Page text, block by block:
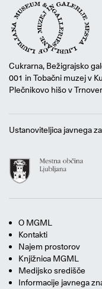
Cukrarna, Bežigrajsko
001 in Tobačni muzej v
Plečnikovo hišo v
Ustanoviteljica javnega
O MGML
Kontakti
Najem prostorov
Knjižnica MGML
Medijsko središče
Informacije javnega